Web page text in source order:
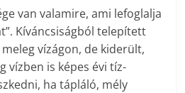
van valamire, ami lefoglalja
Kíváncsiságból telepített
vízágon, de kiderült,
vízben is képes évi tíz-
ha tápláló, mély